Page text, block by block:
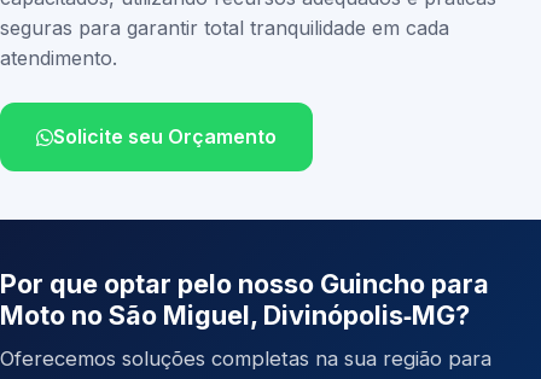
seguras para garantir total tranquilidade em cada
atendimento.
Solicite seu Orçamento
Por que optar pelo nosso Guincho para
Moto no São Miguel, Divinópolis‑MG?
Oferecemos soluções completas na sua região para